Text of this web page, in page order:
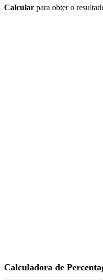
Calcular para obter o
Calculadora de